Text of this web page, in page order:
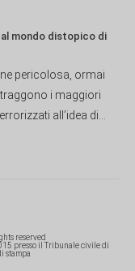
al mondo distopico di
pericolosa, ormai
i maggiori
all’idea di...
reserved
presso il Tribunale civile di
stampa